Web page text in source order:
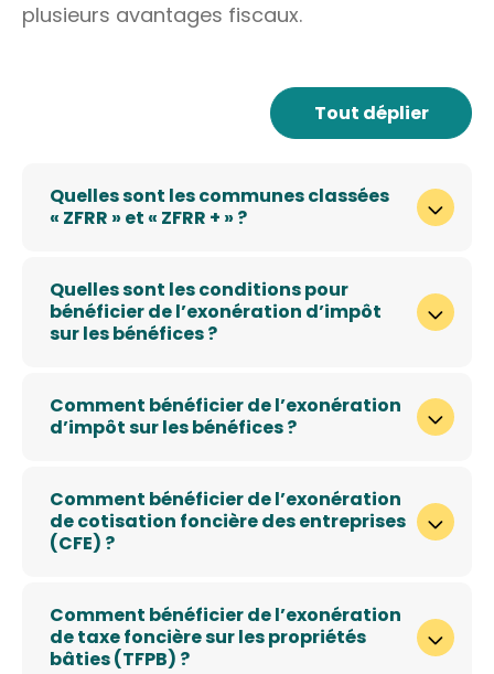
plusieurs avantages fiscaux.
Tout déplier
Quelles sont les communes classées
« ZFRR » et « ZFRR + » ?
Quelles sont les conditions pour
bénéficier de l’exonération d’impôt
sur les bénéfices ?
Comment bénéficier de l’exonération
d’impôt sur les bénéfices ?
Comment bénéficier de l’exonération
de cotisation foncière des entreprises
(CFE) ?
Comment bénéficier de l’exonération
de taxe foncière sur les propriétés
bâties (TFPB) ?